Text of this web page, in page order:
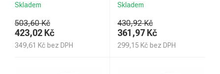
Skladem
503,60 Kč
423,02 Kč
349,61 Kč bez DPH
Skladem
430,92 Kč
361,97 Kč
299,15 Kč bez DPH